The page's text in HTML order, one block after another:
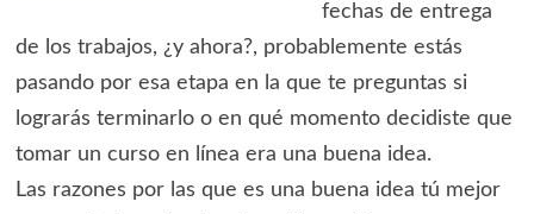
fechas de entrega
de los trabajos, ¿y ahora?, probablemente estás
pasando por esa etapa en la que te preguntas si
lograrás terminarlo o en qué momento decidiste que
tomar un curso en línea era una buena idea.
Las razones por las que es una buena idea tú mejor